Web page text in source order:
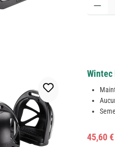
Wintec
Prix de
45,60 €